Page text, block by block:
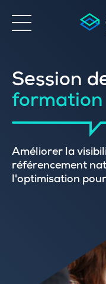
Accessibilité
Session
formation
Améliorer la
référencement
l'optimisation